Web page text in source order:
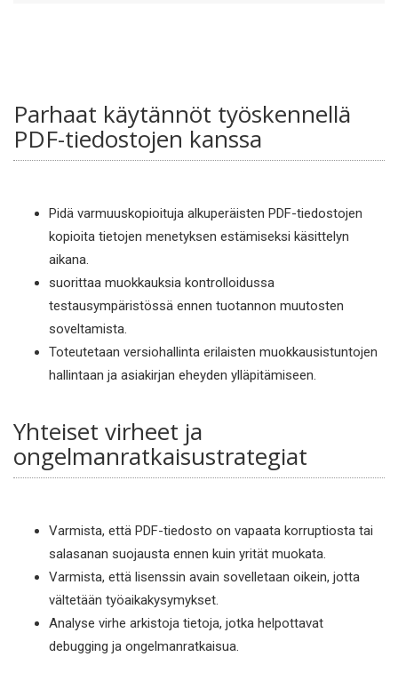
Parhaat käytännöt työskennellä
PDF-tiedostojen kanssa
Pidä varmuuskopioituja alkuperäisten PDF-tiedostojen
kopioita tietojen menetyksen estämiseksi käsittelyn
aikana.
suorittaa muokkauksia kontrolloidussa
testausympäristössä ennen tuotannon muutosten
soveltamista.
Toteutetaan versiohallinta erilaisten muokkausistuntojen
hallintaan ja asiakirjan eheyden ylläpitämiseen.
Yhteiset virheet ja
ongelmanratkaisustrategiat
Varmista, että PDF-tiedosto on vapaata korruptiosta tai
salasanan suojausta ennen kuin yrität muokata.
Varmista, että lisenssin avain sovelletaan oikein, jotta
vältetään työaikakysymykset.
Analyse virhe arkistoja tietoja, jotka helpottavat
debugging ja ongelmanratkaisua.